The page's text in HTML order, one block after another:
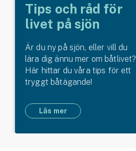
Tips och råd för
livet på sjön
Är du ny på sjön, eller vill du
lära dig ännu mer om båtlivet?
Här hittar du våra tips för ett
tryggt båtägande!
Läs mer